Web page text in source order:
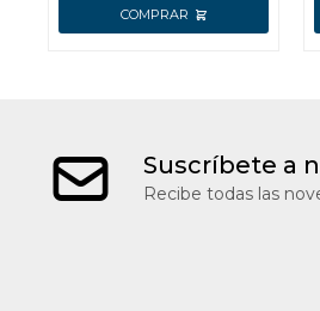
Suscríbete a
Recibe todas las